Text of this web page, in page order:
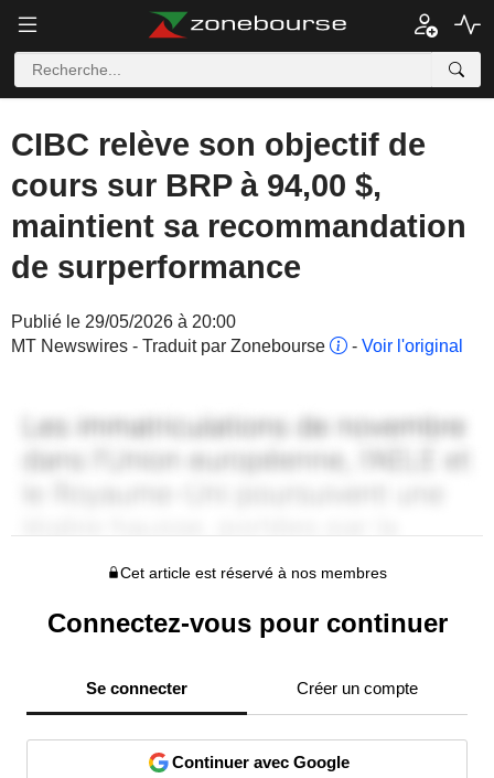
CIBC relève son objectif de
cours sur BRP à 94,00 $,
maintient sa recommandation
de surperformance
Publié le 29/05/2026 à 20:00
MT Newswires - Traduit par Zonebourse
- Voir l'original
Cet article est réservé à nos membres
Connectez-vous pour continuer
Se connecter Créer un compte
Continuer avec Google